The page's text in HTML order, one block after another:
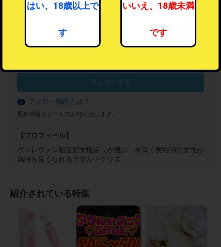
女性向けアダルト・トイ
フォローする
？ フォロー機能とは？
最新情報をメールでお知らせします。
【プロフィール】
ヴィレヴァン秘宝館女性店長が選ぶ、本気で実用的な女性が
気持ち良くなれるアダルトグッズ
紹介されている特集
はい、18歳以上で
す
いいえ、18歳未満
です